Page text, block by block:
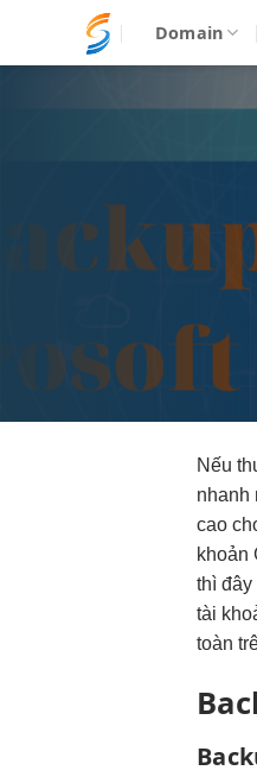
Domain
Nếu
nhanh
cao
khoản
thì đây
tài
toàn